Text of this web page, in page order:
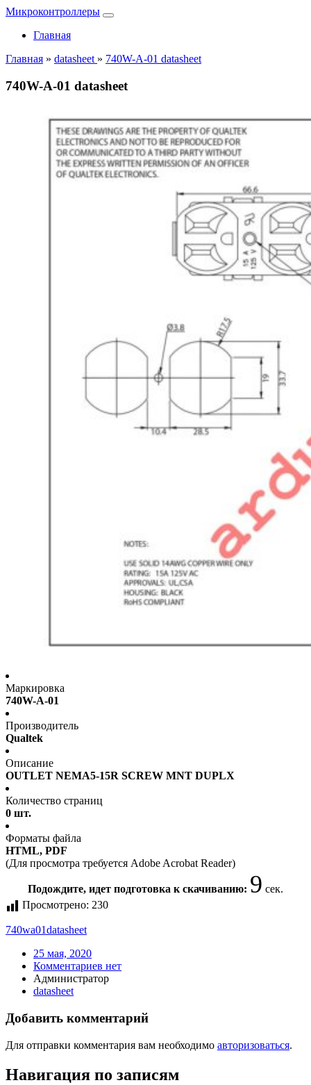
Микроконтроллеры
Главная
Главная » datasheet » 740W-A-01 datasheet
740W-A-01 datasheet
Маркировка
740W-A-01
Производитель
Qualtek
Описание
OUTLET NEMA5-15R SCREW MNT DUPLX
Количество страниц
0 шт.
Форматы файла
HTML, PDF
(Для просмотра требуется Adobe Acrobat Reader)
Подождите, идет подготовка к скачиванию: 9 сек.
Просмотрено: 230
740wa01datasheet
25 мая, 2020
Комментариев нет
Администратор
datasheet
Добавить комментарий
Для отправки комментария вам необходимо авторизоваться.
Навигация по записям